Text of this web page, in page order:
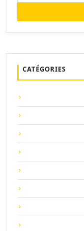
CATÉGORIES